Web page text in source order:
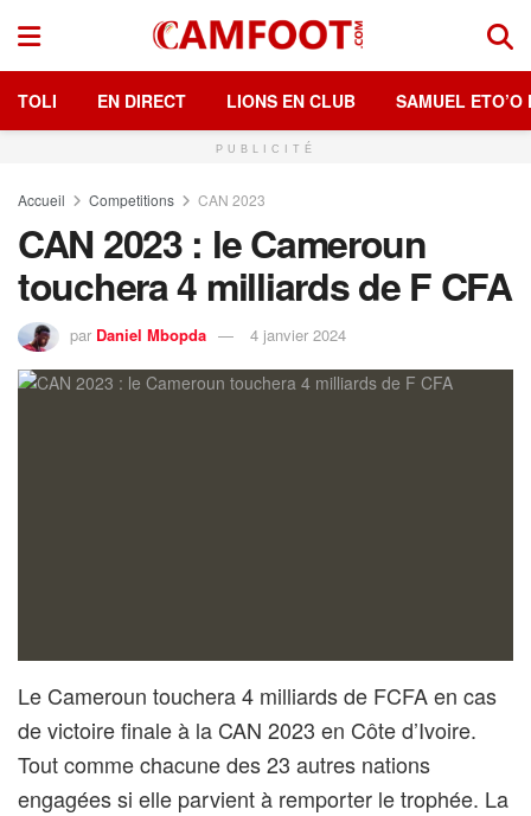
TOLI EN DIRECT LIONS EN CLUB SAMUEL ETO’O
PUBLICITÉ
Accueil Competitions CAN 2023
CAN 2023 : le Cameroun
touchera 4 milliards de F CFA
par Daniel Mbopda 4 janvier 2024
Le Cameroun touchera 4 milliards de FCFA en cas
de victoire finale à la CAN 2023 en Côte d’Ivoire.
Tout comme chacune des 23 autres nations
engagées si elle parvient à remporter le trophée. La